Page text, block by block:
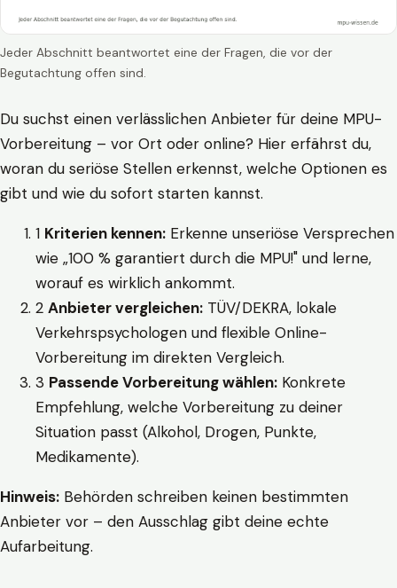
Jeder Abschnitt beantwortet eine der Fragen, die vor der
Begutachtung offen sind.
Du suchst einen verlässlichen Anbieter für deine MPU-
Vorbereitung – vor Ort oder online? Hier erfährst du,
woran du seriöse Stellen erkennst, welche Optionen es
gibt und wie du sofort starten kannst.
1 Kriterien kennen: Erkenne unseriöse Versprechen
wie „100 % garantiert durch die MPU!" und lerne,
worauf es wirklich ankommt.
2 Anbieter vergleichen: TÜV/DEKRA, lokale
Verkehrspsychologen und flexible Online-
Vorbereitung im direkten Vergleich.
3 Passende Vorbereitung wählen: Konkrete
Empfehlung, welche Vorbereitung zu deiner
Situation passt (Alkohol, Drogen, Punkte,
Medikamente).
Hinweis: Behörden schreiben keinen bestimmten
Anbieter vor – den Ausschlag gibt deine echte
Aufarbeitung.